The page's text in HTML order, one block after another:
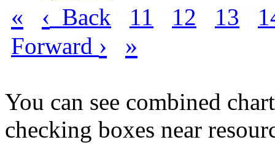
« ‹ Back 11 12 13
Forward › »
You can see combined
checking boxes near